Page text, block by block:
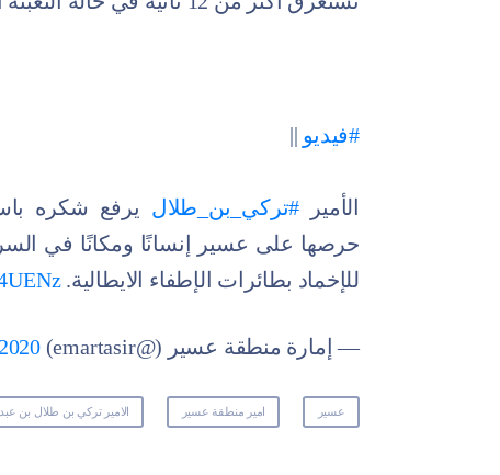
#فيديو ||
الأمير #تركي_بن_طلال يرفع شكره
حرصها على عسير إنسانًا ومكانًا في
للإخماد بطائرات الإطفاء الايطالية.
— إمارة منطقة عسير (@emartasir)
عسير امير منطقة عسير الامير تركي بن طلال بن